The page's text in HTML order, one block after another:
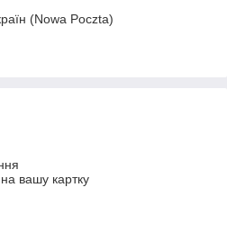
(Nowa Poczta)
вашу картку